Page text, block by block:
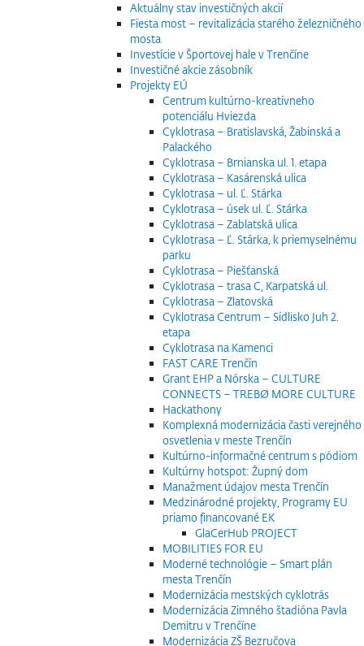
Aktuálny stav investičných akcií
Fiesta most – revitalizácia starého železničného
mosta
Investície v Športovej hale v Trenčíne
Investičné akcie zásobník
Projekty EÚ
Centrum kultúrno-kreatívneho
potenciálu Hviezda
Cyklotrasa – Bratislavská, Žabinská a
Palackého
Cyklotrasa – Brnianska ul. 1. etapa
Cyklotrasa – Kasárenská ulica
Cyklotrasa – ul. Ľ. Stárka
Cyklotrasa – úsek ul. Ľ. Stárka
Cyklotrasa – Zablatská ulica
Cyklotrasa – Ľ. Stárka, k priemyselnému
parku
Cyklotrasa – Piešťanská
Cyklotrasa – trasa C, Karpatská ul.
Cyklotrasa – Zlatovská
Cyklotrasa Centrum – Sídlisko Juh 2.
etapa
Cyklotrasa na Kamenci
FAST CARE Trenčín
Grant EHP a Nórska – CULTURE
CONNECTS – TREBØ MORE CULTURE
Hackathony
Komplexná modernizácia časti verejného
osvetlenia v meste Trenčín
Kultúrno-informačné centrum s pódiom
Kultúrny hotspot: Župný dom
Manažment údajov mesta Trenčín
Medzinárodné projekty, Programy EU
priamo financované EK
GlaCerHub PROJECT
MOBILITIES FOR EU
Moderné technológie – Smart plán
mesta Trenčín
Modernizácia mestských cyklotrás
Modernizácia Zimného štadióna Pavla
Demitru v Trenčíne
Modernizácia ZŠ Bezručova